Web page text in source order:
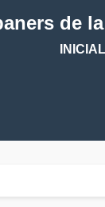
de
INICIAL